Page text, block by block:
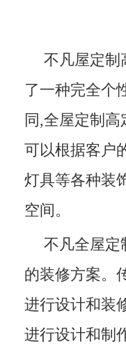
不凡屋定制
了一种完全个
同,全屋定制
可以根据客户
灯具等各种装
空间。
不凡全屋定
的装修方案。
进行设计和装
进行设计和制